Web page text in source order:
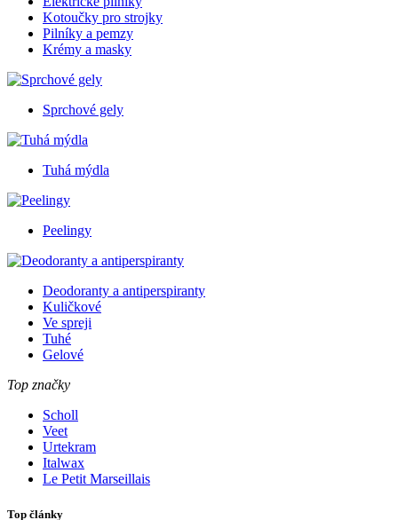
Kotoučky pro strojky
Pilníky a pemzy
Krémy a masky
Sprchové gely
Tuhá mýdla
Peelingy
Deodoranty a antiperspiranty
Kuličkové
Ve spreji
Tuhé
Gelové
Top značky
Scholl
Veet
Urtekram
Italwax
Le Petit Marseillais
Top články